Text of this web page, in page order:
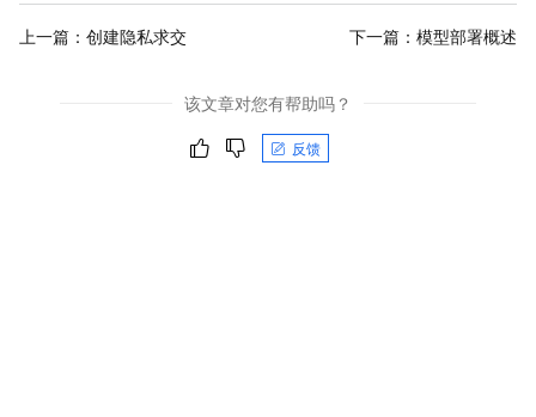
上一篇： 创建隐私求交 下一篇： 模型部署概述
该文章对您有帮助吗？
反馈